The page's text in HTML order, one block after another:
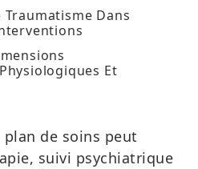
Dans
Et
plan de soins peut
suivi psychiatrique